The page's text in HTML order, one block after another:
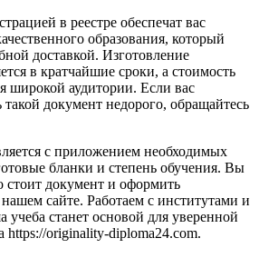
в реестре обеспечат вас
образования, который
доставкой. Изготовление
в кратчайшие сроки, а стоимость
широкой аудитории. Если вас
такой документ недорого, обращайтесь
с приложением необходимых
бланки и степень обучения. Вы
стоит документ и оформить
сайте. Работаем с институтами и
учеба станет основой для уверенной
https://originality-diploma24.com.